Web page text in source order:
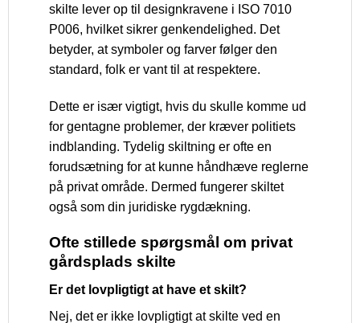
skilte lever op til designkravene i ISO 7010
P006, hvilket sikrer genkendelighed. Det
betyder, at symboler og farver følger den
standard, folk er vant til at respektere.
Dette er især vigtigt, hvis du skulle komme ud
for gentagne problemer, der kræver politiets
indblanding. Tydelig skiltning er ofte en
forudsætning for at kunne håndhæve reglerne
på privat område. Dermed fungerer skiltet
også som din juridiske rygdækning.
Ofte stillede spørgsmål om privat
gårdsplads skilte
Er det lovpligtigt at have et skilt?
Nej, det er ikke lovpligtigt at skilte ved en